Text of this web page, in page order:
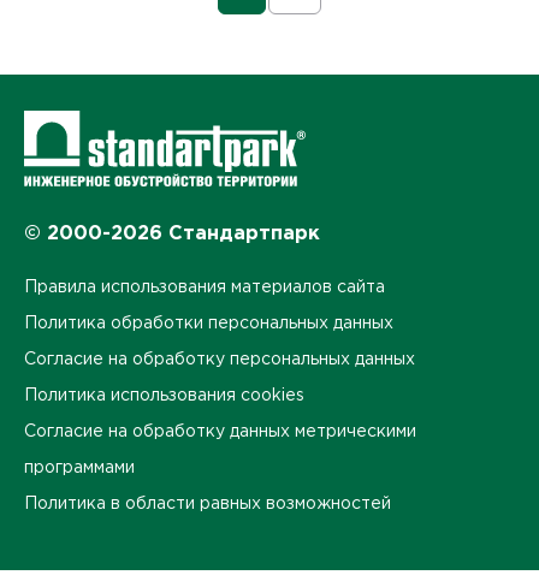
© 2000-2026 Стандартпарк
Правила использования материалов сайта
Политика обработки персональных данных
Согласие на обработку персональных данных
Политика использования cookies
Согласие на обработку данных метрическими
программами
Политика в области равных возможностей